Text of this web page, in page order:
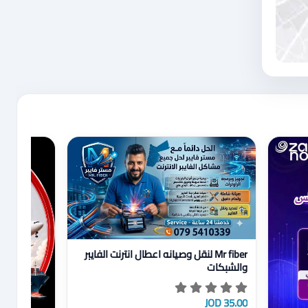
عرض تفاصيل Mr fiber لنقل وصيانه اعطال انترنت الفايبر والشبكاتMr fiber لنقل وصيانه اعطال انترنت الفايبر
والشبكات
35.00 JOD